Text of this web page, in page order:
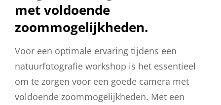
met voldoende
zoommogelijkheden.
Voor een optimale ervaring tijdens een
natuurfotografie workshop is het essentieel
om te zorgen voor een goede camera met
voldoende zoommogelijkheden. Met een